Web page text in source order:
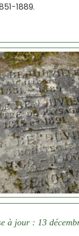
1889.
à jour : 13